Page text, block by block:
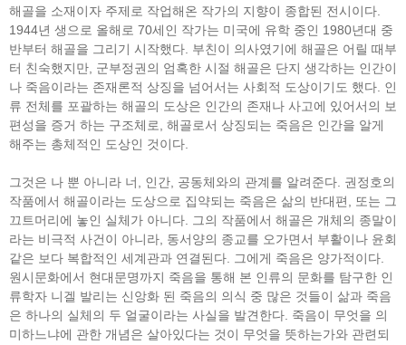
해골을 소재이자 주제로 작업해온 작가의 지향이 종합된 전시이다.
1944년 생으로 올해로 70세인 작가는 미국에 유학 중인 1980년대 중
반부터 해골을 그리기 시작했다. 부친이 의사였기에 해골은 어릴 때부
터 친숙했지만, 군부정권의 엄혹한 시절 해골은 단지 생각하는 인간이
나 죽음이라는 존재론적 상징을 넘어서는 사회적 도상이기도 했다. 인
류 전체를 포괄하는 해골의 도상은 인간의 존재나 사고에 있어서의 보
편성을 증거 하는 구조체로, 해골로서 상징되는 죽음은 인간을 알게
해주는 총체적인 도상인 것이다.
그것은 나 뿐 아니라 너, 인간, 공동체와의 관계를 알려준다. 권정호의
작품에서 해골이라는 도상으로 집약되는 죽음은 삶의 반대편, 또는 그
끄트머리에 놓인 실체가 아니다. 그의 작품에서 해골은 개체의 종말이
라는 비극적 사건이 아니라, 동서양의 종교를 오가면서 부활이나 윤회
같은 보다 복합적인 세계관과 연결된다. 그에게 죽음은 양가적이다.
원시문화에서 현대문명까지 죽음을 통해 본 인류의 문화를 탐구한 인
류학자 니겔 발리는 신앙화 된 죽음의 의식 중 많은 것들이 삶과 죽음
은 하나의 실체의 두 얼굴이라는 사실을 발견한다. 죽음이 무엇을 의
미하느냐에 관한 개념은 살아있다는 것이 무엇을 뜻하는가와 관련되